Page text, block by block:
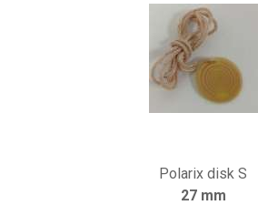
Polarix disk S
27 mm